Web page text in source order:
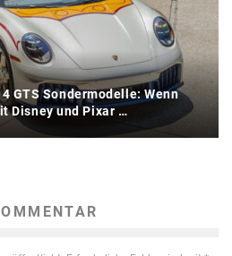
GTS Sondermodelle: Wenn
Disney und Pixar …